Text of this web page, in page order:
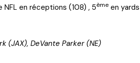
NFL en réceptions (108) , 5ème en
(JAX), DeVante Parker (NE)